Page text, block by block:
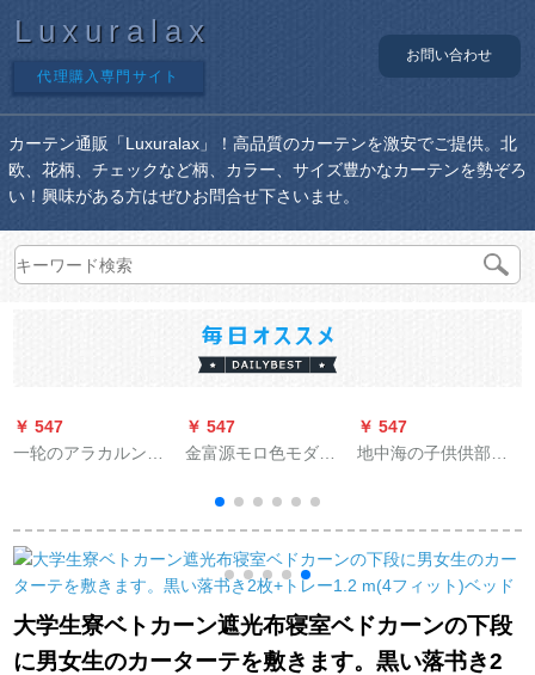
Luxuralax
代理購入専門サイト
お問い合わせ
カーテン通販「Luxuralax」！高品質のカーテンを激安でご提供。北
欧、花柄、チェックなど柄、カラー、サイズ豊かなカーテンを勢ぞろ
い！興味がある方はぜひお問合せ下さいませ。
￥ 547
一轮のアラカルン田
ョンケスに遮るカー
ターテ玄関断热出窓
遮光カーーテテンテ
テンンテックス150高
90 cm+5元送规格棒
サージ
￥ 547
金富源モロ色モダ軽
ー上记装寸法オハイ
カン1件=1メトールフ
ァンタ
￥ 547
地中海の子供供部屋
短いカーターテは光
を通してすずに広3.0
x高2.7面が银蔵兰に
やどをする。
大学生寮ベトカーン遮光布寝室ベドカーンの下段
に男女生のカーターテを敷きます。黒い落书き2